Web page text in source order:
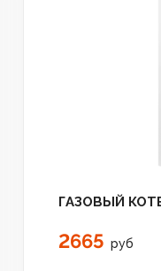
ГАЗОВЫЙ
2665 руб